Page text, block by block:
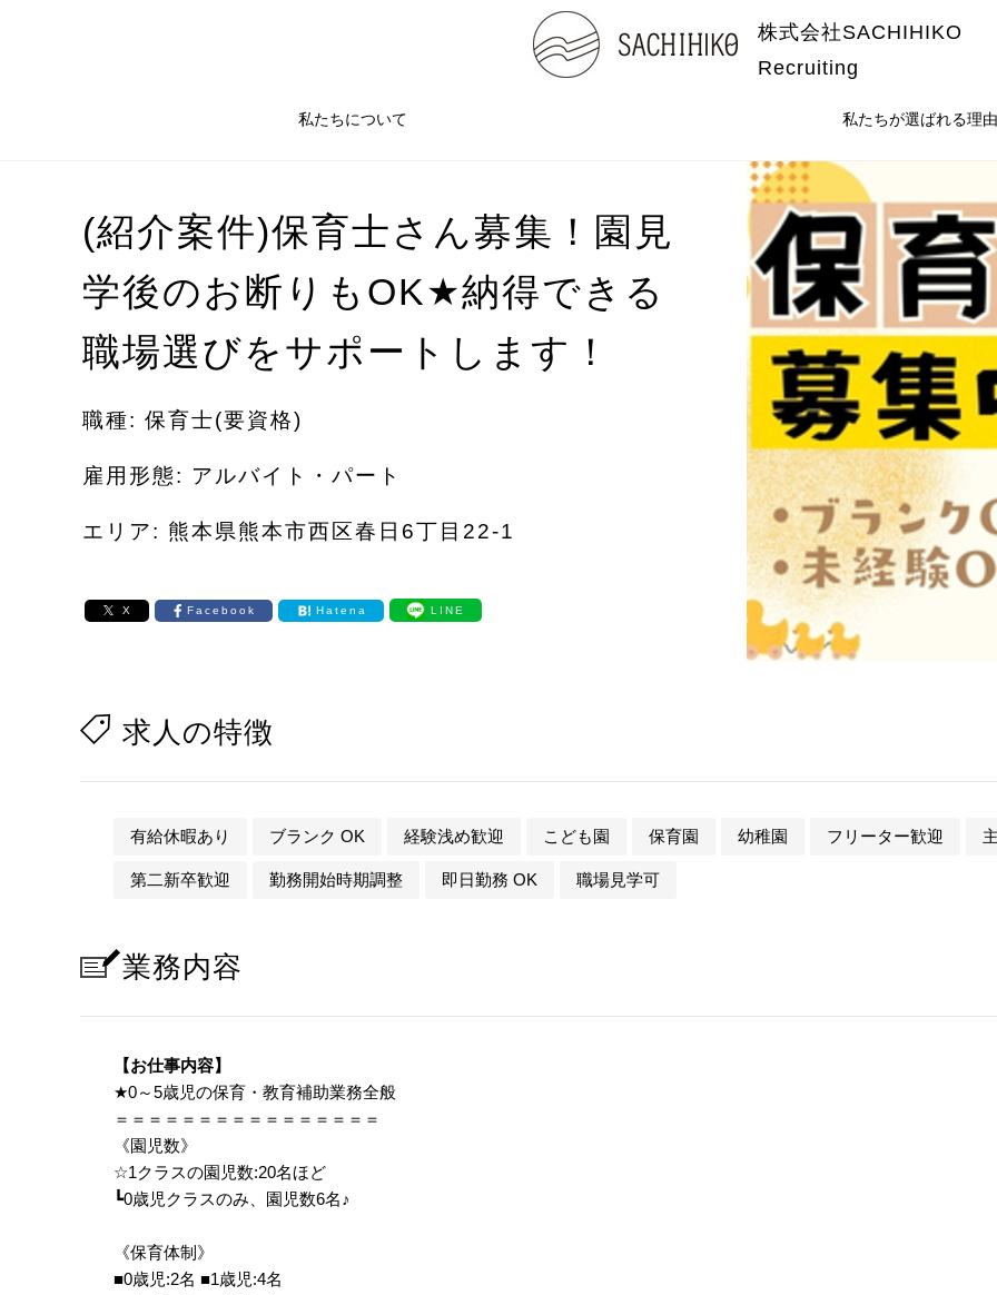
株式会社SACHIHIKO
Recruiting
私たちについて 私たちが選ばれる理
(紹介案件)保育士さん募集！園見
学後のお断りもOK★納得できる
職場選びをサポートします！
職種: 保育士(要資格)
雇用形態: アルバイト・パート
エリア: 熊本県熊本市西区春日6丁目22-1
X Facebook Hatena LINE
求人の特徴
有給休暇あり ブランク OK 経験浅め歓迎 こども園 保育園 幼稚園 フリーター歓迎
第二新卒歓迎 勤務開始時期調整 即日勤務 OK 職場見学可
業務内容
【お仕事内容】
★0～5歳児の保育・教育補助業務全般
＝＝＝＝＝＝＝＝＝＝＝＝＝＝＝＝
《園児数》
☆1クラスの園児数:20名ほど
┗0歳児クラスのみ、園児数6名♪
《保育体制》
■0歳児:2名 ■1歳児:4名